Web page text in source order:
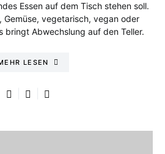
Essen auf dem Tisch stehen soll.
Gemüse, vegetarisch, vegan oder
bringt Abwechslung auf den Teller.
LESEN